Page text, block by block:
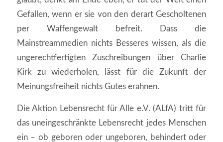
Gefallen, wenn er sie von den derart Gescholtenen
per Waffengewalt befreit. Dass die
Mainstreammedien nichts Besseres wissen, als die
ungerechtfertigten Zuschreibungen über Charlie
Kirk zu wiederholen, lässt für die Zukunft der
Meinungsfreiheit nichts Gutes erahnen.
Die Aktion Lebensrecht für Alle e.V. (ALfA) tritt für
das uneingeschränkte Lebensrecht jedes Menschen
ein – ob geboren oder ungeboren, behindert oder